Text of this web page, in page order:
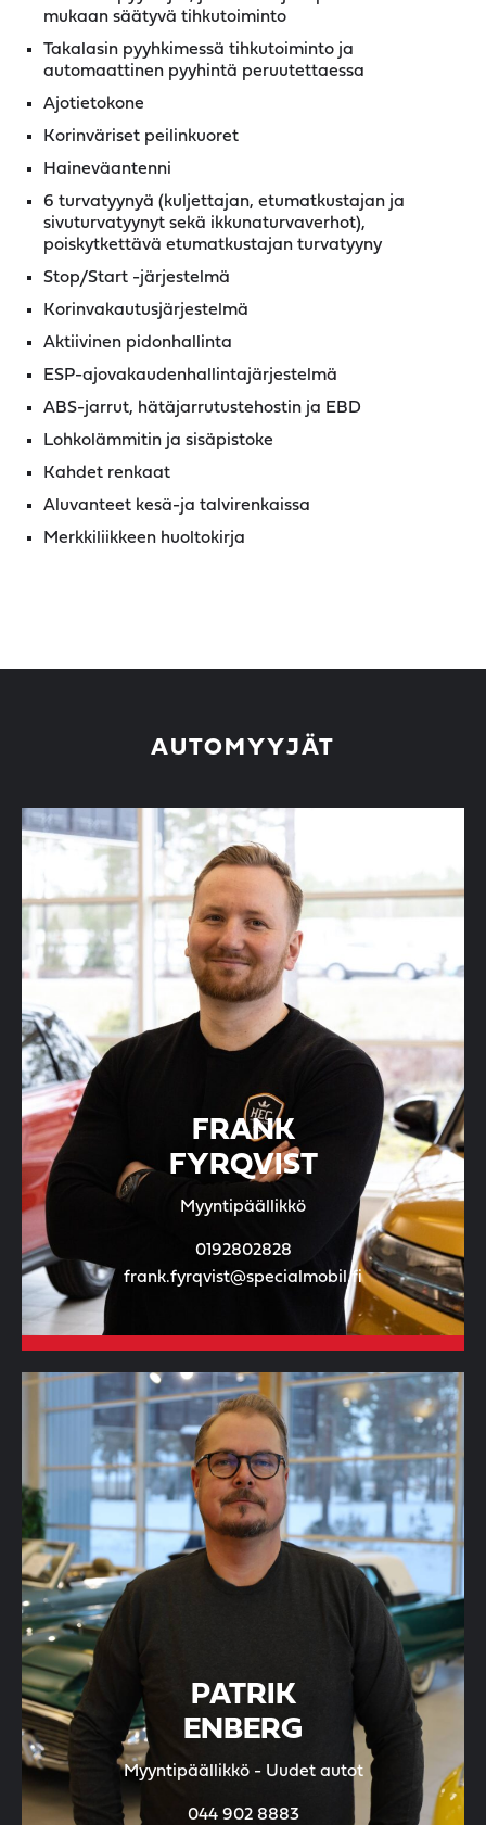
mukaan säätyvä tihkutoiminto
Takalasin pyyhkimessä tihkutoiminto ja
automaattinen pyyhintä peruutettaessa
Ajotietokone
Korinväriset peilinkuoret
Haineväantenni
6 turvatyynyä (kuljettajan, etumatkustajan ja
sivuturvatyynyt sekä ikkunaturvaverhot),
poiskytkettävä etumatkustajan turvatyyny
Stop/Start -järjestelmä
Korinvakautusjärjestelmä
Aktiivinen pidonhallinta
ESP-ajovakaudenhallintajärjestelmä
ABS-jarrut, hätäjarrutustehostin ja EBD
Lohkolämmitin ja sisäpistoke
Kahdet renkaat
Aluvanteet kesä-ja talvirenkaissa
Merkkiliikkeen huoltokirja
AUTOMYYJÄT
FRANK
FYRQVIST
Myyntipäällikkö
0192802828
frank.fyrqvist@specialmobil.fi
PATRIK
ENBERG
Myyntipäällikkö - Uudet autot
044 902 8883